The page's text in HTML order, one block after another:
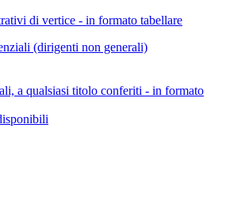
di vertice - in formato tabellare
(dirigenti non generali)
a qualsiasi titolo conferiti - in formato